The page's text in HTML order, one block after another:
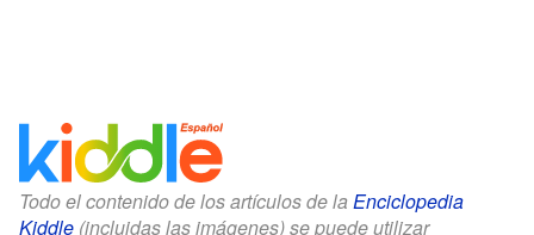
Todo el contenido de los artículos de la Enciclopedia
Kiddle (incluidas las imágenes) se puede utilizar